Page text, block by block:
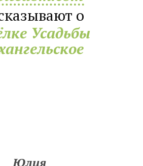
о
Усадьбы
Юлия